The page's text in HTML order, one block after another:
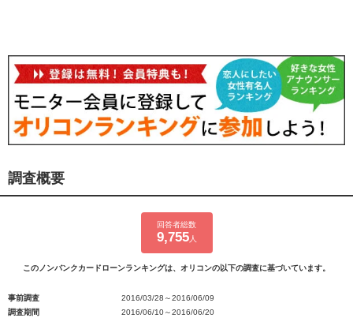
調査概要
回答者総数
9,755人
このノンバンクカードローンランキングは、オリコンの以下の調査に基づいています。
事前調査
2016/03/28～2016/06/09
調査期間
2016/06/10～2016/06/20